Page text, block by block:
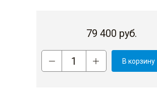
79 400 руб.
В корзину